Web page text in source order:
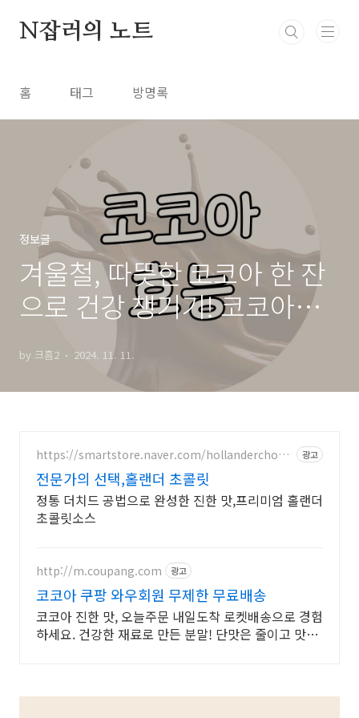
N잡러의 노트
홈 태그 방명록
정보글
겨울철, 따뜻한 코코아 한 잔
으로 건강 챙기기! 코코아의
다양한 효능과 올바른 섭취
방법
by 크흠2 2024. 11. 11.
https://smartstore.naver.com/hollanderchoco
광고
전문가의 선택,홀랜더 초콜릿
정통 더치드 공법으로 완성한 진한 맛,프리미엄 홀랜더
초콜릿소스
http://m.coupang.com 광고
코코아 쿠팡 와우회원 무제한 무료배송
코코아 진한 맛, 오늘주문 내일도착 로켓배송으로 경험
하세요. 건강한 재료로 만든 분말! 단맛은 줄이고 맛은